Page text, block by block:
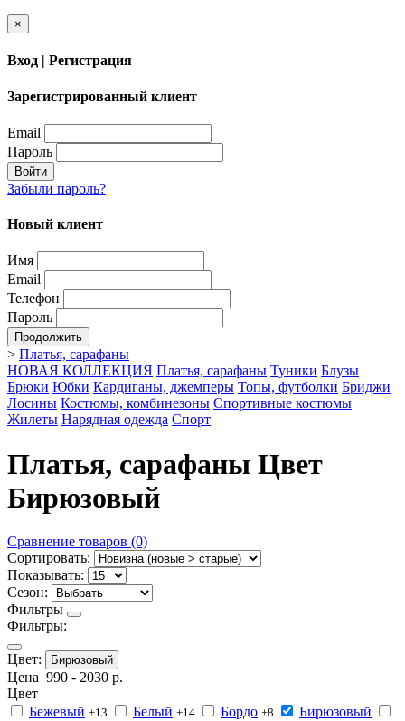
×
Вход | Регистрация
Зарегистрированный клиент
Email
Пароль
Войти
Забыли пароль?
Новый клиент
Имя
Email
Телефон
Пароль
Продолжить
> Платья, сарафаны
НОВАЯ КОЛЛЕКЦИЯ Платья, сарафаны Туники Блузы
Брюки Юбки Кардиганы, джемперы Топы, футболки Бриджи
Лосины Костюмы, комбинезоны Спортивные костюмы
Жилеты Нарядная одежда Спорт
Платья, сарафаны Цвет
Бирюзовый
Сравнение товаров (0)
Сортировать:
Показывать:
Сезон:
Фильтры
Фильтры:
Цвет: Бирюзовый
Цена 990 - 2030 р.
Цвет
Бежевый +13 Белый +14 Бордо +8
Бирюзовый